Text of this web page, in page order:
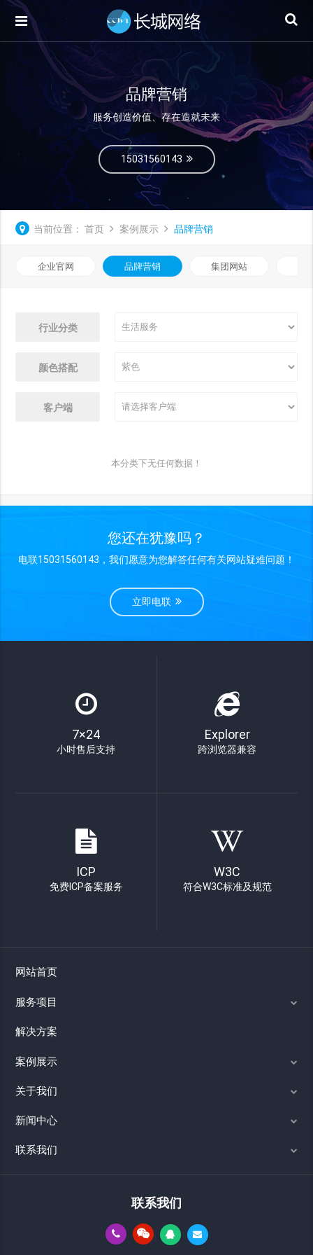
品牌营销
服务创造价值、存在造就未来
15031560143
当前位置： 首页 案例展示 品牌营销
企业官网 品牌营销 集团网站
行业分类
颜色搭配
客户端
本分类下无任何数据！
您还在犹豫吗？
电联15031560143，我们愿意为您解答任何有关网站疑难问题！
立即电联
7×24
小时售后支持
Explorer
跨浏览器兼容
ICP
免费ICP备案服务
W3C
符合W3C标准及规范
网站首页
服务项目
解决方案
案例展示
关于我们
新闻中心
联系我们
联系我们